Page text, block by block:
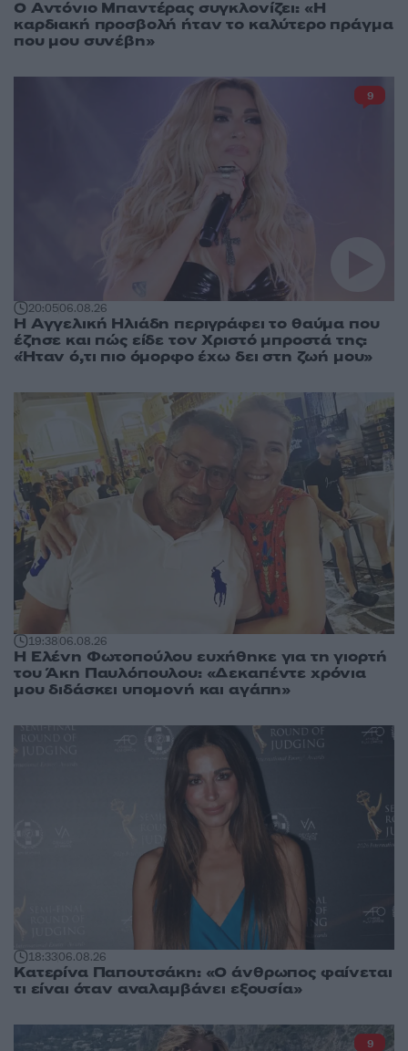
Ο Αντόνιο Μπαντέρας συγκλονίζει: «Η
καρδιακή προσβολή ήταν το καλύτερο πράγμα
που μου συνέβη»
20:0506.08.26
Η Αγγελική Ηλιάδη περιγράφει το θαύμα που
έζησε και πώς είδε τον Χριστό μπροστά της:
«Ήταν ό,τι πιο όμορφο έχω δει στη ζωή μου»
9
19:3806.08.26
Η Ελένη Φωτοπούλου ευχήθηκε για τη γιορτή
του Άκη Παυλόπουλου: «Δεκαπέντε χρόνια
μου διδάσκει υπομονή και αγάπη»
18:3306.08.26
Κατερίνα Παπουτσάκη: «Ο άνθρωπος φαίνεται
τι είναι όταν αναλαμβάνει εξουσία»
9